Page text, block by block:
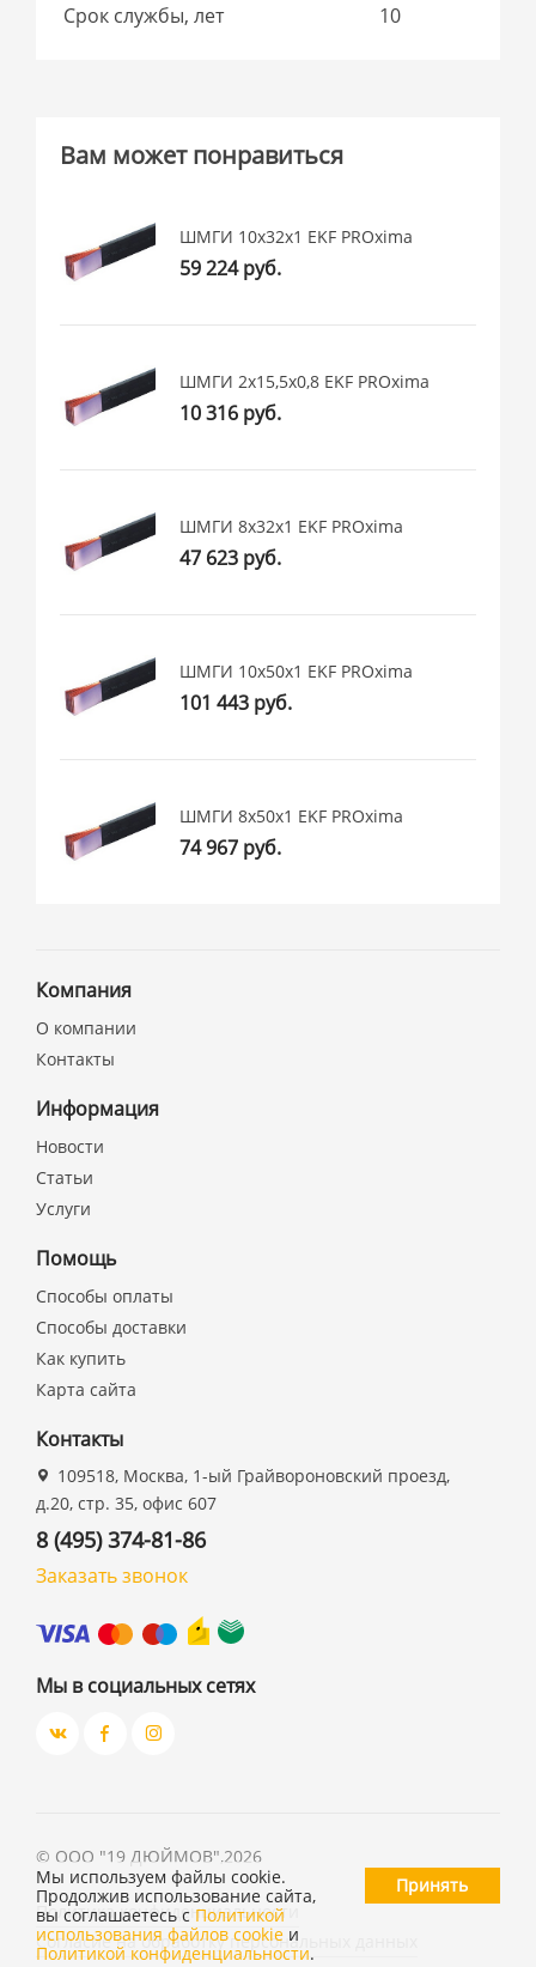
Срок службы, лет
10
Вам может понравиться
ШМГИ 10x32x1 EKF PROxima
59 224 руб.
ШМГИ 2x15,5x0,8 EKF PROxima
10 316 руб.
ШМГИ 8x32x1 EKF PROxima
47 623 руб.
ШМГИ 10x50x1 EKF PROxima
101 443 руб.
ШМГИ 8x50x1 EKF PROxima
74 967 руб.
Компания
О компании
Контакты
Информация
Новости
Статьи
Услуги
Помощь
Способы оплаты
Способы доставки
Как купить
Карта сайта
Контакты
109518, Москва, 1-ый Грайвороновский проезд,
д.20, стр. 35, офис 607
8 (495) 374-81-86
Заказать звонок
Мы в социальных сетях
© ООО "19 ДЮЙМОВ",2026
Политика конфиденциальности
Согласие на обработку персональных данных
Мы используем файлы cookie.
Продолжив использование сайта,
вы соглашаетесь с Политикой
использования файлов cookie и
Политикой конфиденциальности.
Принять